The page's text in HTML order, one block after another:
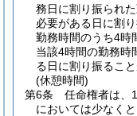
務日に割り振られ
必要がある日に割
勤務時間のうち4時
当該4時間の勤務時
る日に割り振ること
(休憩時間)
第6条
任命権者は、
においては少なく